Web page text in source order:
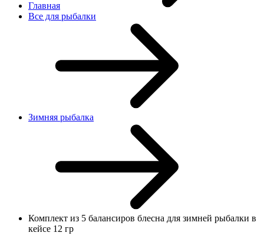
Главная
Все для рыбалки
Зимняя рыбалка
Комплект из 5 балансиров блесна для зимней рыбалки в
кейсе 12 гр